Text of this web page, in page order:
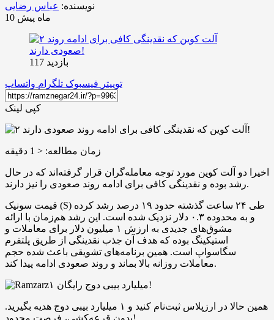
نویسنده: عباس رضایی
10 ماه پیش
بازدید 117
توییتر فیسبوک تلگرام واتساپ
کپی لینک
زمان مطالعه: < 1 دقیقه
اخیرا دو آلت کوین مورد توجه معامله‌گران قرار گرفته‌‌اند که در حال
رشد بوده و نقدینگی کافی برای ادامه روند صعودی را نیز دارند.
قیمت سونیک (S) طی ۲۴ ساعت گذشته حدود ۱۹ درصد رشد کرده
و به محدوده ۰.۳ دلار نزدیک شده است. این رشد هم‌زمان با ارائه
مشوق‌های جدیدی به ارزش ۱ میلیون دلار برای معاملات و
استیکینگ بوده که هدف آن جذب نقدینگی از طریق پلتفرم
سگاسواپ است. همین برنامه‌های تشویقی باعث شده حجم
معاملات روزانه بالا بماند و روند صعودی ادامه پیدا کند.
۱ میلیارد بیبی دوج رایگان!
همین حالا در ارزپلاس ثبت‌نام کنید و ۱ میلیارد بیبی دوج هدیه بگیرید.